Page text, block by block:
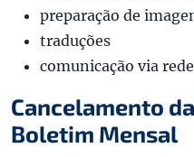
preparação de
traduções
comunicação via
Cancelamento
Boletim Mensal